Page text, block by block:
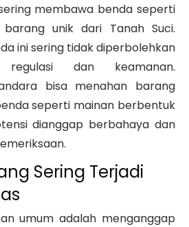
membawa benda seperti
unik dari Tanah Suci.
ini sering tidak diperbolehkan
dan keamanan.
bisa menahan barang
seperti mainan berbentuk
dianggap berbahaya dan
Sering Terjadi
umum adalah menganggap